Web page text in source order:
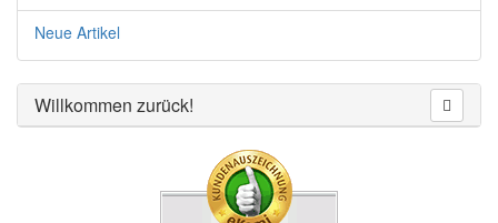
Neue Artikel
Willkommen zurück!